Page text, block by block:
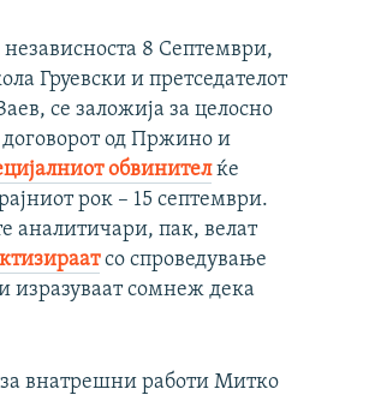
8 Септември,
Груевски и претседателот
се заложија за целосно
од Пржино и
обвинителќе
рок – 15 септември.
аналитичари, пак, велат
со спроведување
изразуваат сомнеж дека
внатрешни работи Митко